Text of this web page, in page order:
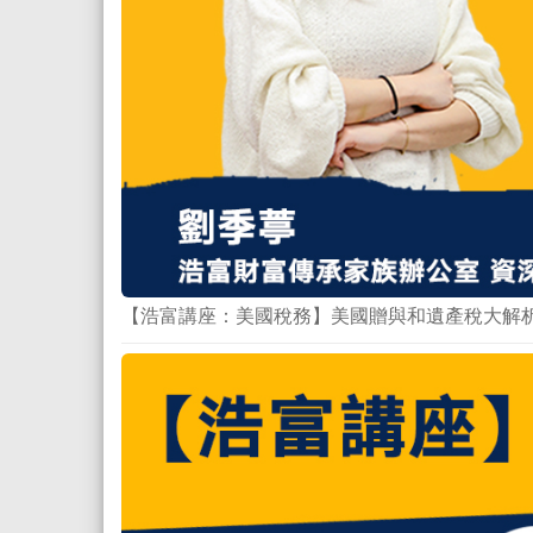
【浩富講座：美國稅務】美國贈與和遺產稅大解